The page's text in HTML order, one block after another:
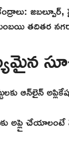
తదితర
ఆన్‌లైన్
అప్లై చేయాలంటే